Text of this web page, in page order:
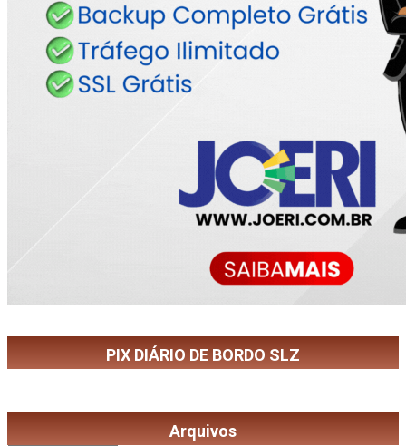
PIX DIÁRIO DE BORDO SLZ
Arquivos